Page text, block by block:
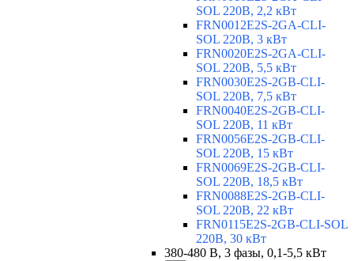
SOL 220В, 2,2 кВт
FRN0012E2S-2GA-CLI-
SOL 220В, 3 кВт
FRN0020E2S-2GA-CLI-
SOL 220В, 5,5 кВт
FRN0030E2S-2GB-CLI-
SOL 220В, 7,5 кВт
FRN0040E2S-2GB-CLI-
SOL 220В, 11 кВт
FRN0056E2S-2GB-CLI-
SOL 220В, 15 кВт
FRN0069E2S-2GB-CLI-
SOL 220В, 18,5 кВт
FRN0088E2S-2GB-CLI-
SOL 220В, 22 кВт
FRN0115E2S-2GB-CLI-SOL
220В, 30 кВт
380-480 В, 3 фазы, 0,1-5,5 кВт